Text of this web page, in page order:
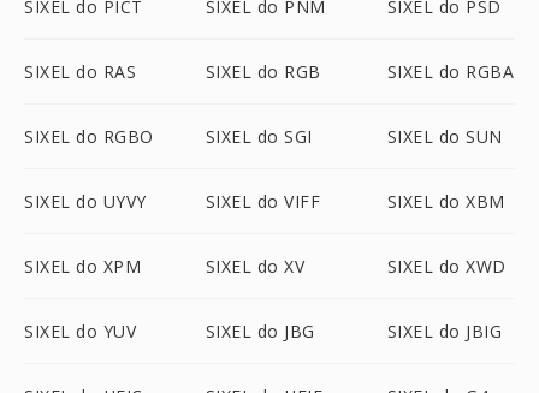
SIXEL do PICT SIXEL do PNM SIXEL do PSD
SIXEL do RAS SIXEL do RGB SIXEL do RGBA
SIXEL do RGBO SIXEL do SGI SIXEL do SUN
SIXEL do UYVY SIXEL do VIFF SIXEL do XBM
SIXEL do XPM SIXEL do XV SIXEL do XWD
SIXEL do YUV SIXEL do JBG SIXEL do JBIG